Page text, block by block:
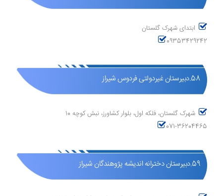
ابتدای شهرک گلستان
09353429242
58.دبیرستان غیردولتی فردوس شیراز
شهرک گلستان، فلکه اول، بلوار کشاورز، نبش کوچه 10
071-36204465
59.دبیرستان دخترانه اندیشه پژوهندگان شیراز